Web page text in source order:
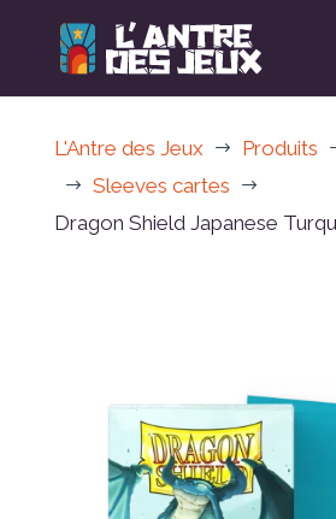
L'Antre des Jeux $ Produits
$ Sleeves cartes $
Dragon Shield Japanese